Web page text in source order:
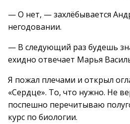
— О нет, — захлёбывается
негодовании.
— В следующий раз будешь
ехидно отвечает Марья
Я пожал плечами и открыл
«Сердце». То, что нужно. Не
поспешно перечитываю
курс по биологии.